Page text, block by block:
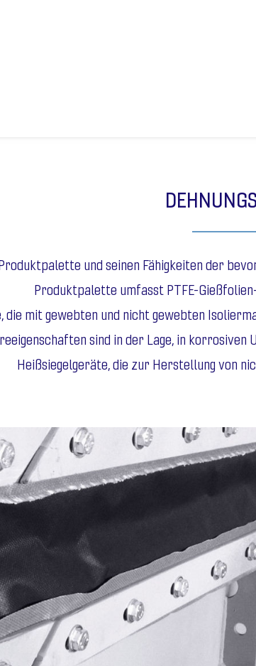
und seinen Fähigkeiten der
Produktpalette umfasst PTFE-
die mit gewebten und nicht gewebten
sind in der Lage, in korrosiven
Heißsiegelgeräte, die zur Herstellung von